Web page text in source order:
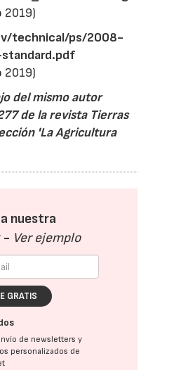
2019)
technical/ps/2008-
2019)
del mismo autor
de la revista Tierras
'La Agricultura
nuestra
- Ver ejemplo
GRATIS
de newsletters y
personalizados de